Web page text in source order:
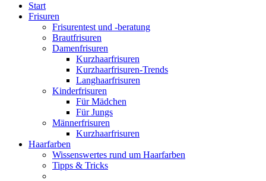
Start
Frisuren
Frisurentest und -beratung
Brautfrisuren
Damenfrisuren
Kurzhaarfrisuren
Kurzhaarfrisuren-Trends
Langhaarfrisuren
Kinderfrisuren
Für Mädchen
Für Jungs
Männerfrisuren
Kurzhaarfrisuren
Haarfarben
Wissenswertes rund um Haarfarben
Tipps & Tricks